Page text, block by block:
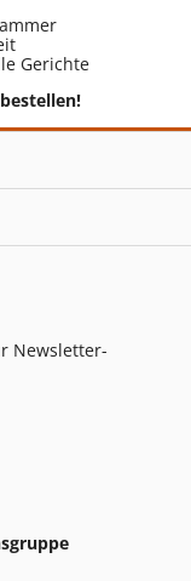
Gerichte
Newsletter-